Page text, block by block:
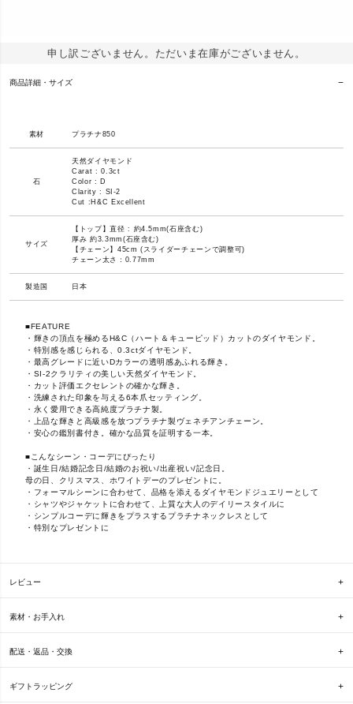
申し訳ございません。ただいま在庫がございません。
商品詳細・サイズ
素材 プラチナ850
石
天然ダイヤモンド
Carat : 0.3ct
Color : D
Clarity : SI-2
Cut :H&C Excellent
サイズ
【トップ】直径 : 約4.5mm(石座含む)
厚み 約3.3mm(石座含む)
【チェーン】45cm (スライダーチェーンで調整可)
チェーン太さ：0.77mm
製造国 日本
■FEATURE
・輝きの頂点を極めるH&C（ハート＆キューピッド）カットのダイヤモンド。
・特別感を感じられる、0.3ctダイヤモンド。
・最高グレードに近いDカラーの透明感あふれる輝き。
・SI-2クラリティの美しい天然ダイヤモンド。
・カット評価エクセレントの確かな輝き。
・洗練された印象を与える6本爪セッティング。
・永く愛用できる高純度プラチナ製。
・上品な輝きと高級感を放つプラチナ製ヴェネチアンチェーン。
・安心の鑑別書付き。確かな品質を証明する一本。
■こんなシーン・コーデにぴったり
・誕生日/結婚記念日/結婚のお祝い/出産祝い/記念日。
母の日、クリスマス、ホワイトデーのプレゼントに。
・フォーマルシーンに合わせて、品格を添えるダイヤモンドジュエリーとして
・シャツやジャケットに合わせて、上質な大人のデイリースタイルに
・シンプルコーデに輝きをプラスするプラチナネックレスとして
・特別なプレゼントに
レビュー
素材・お手入れ
配送・返品・交換
ギフトラッピング